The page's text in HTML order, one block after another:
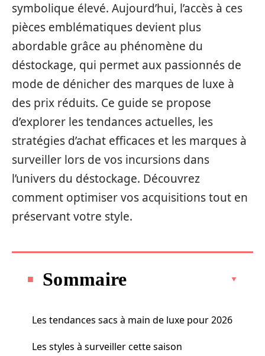
symbolique élevé. Aujourd’hui, l’accès à ces
pièces emblématiques devient plus
abordable grâce au phénomène du
déstockage, qui permet aux passionnés de
mode de dénicher des marques de luxe à
des prix réduits. Ce guide se propose
d’explorer les tendances actuelles, les
stratégies d’achat efficaces et les marques à
surveiller lors de vos incursions dans
l’univers du déstockage. Découvrez
comment optimiser vos acquisitions tout en
préservant votre style.
Sommaire
Les tendances sacs à main de luxe pour 2026
Les styles à surveiller cette saison